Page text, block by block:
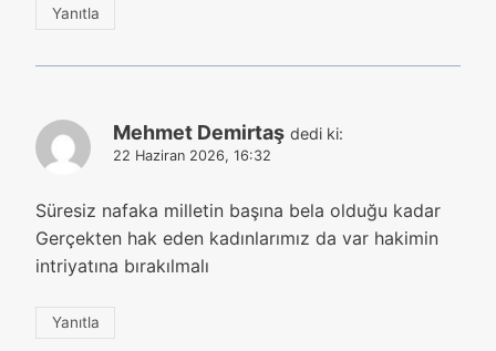
Yanıtla
Mehmet Demirtaş dedi ki:
22 Haziran 2026, 16:32
Süresiz nafaka milletin başına bela olduğu kadar
Gerçekten hak eden kadınlarımız da var hakimin
intriyatına bırakılmalı
Yanıtla